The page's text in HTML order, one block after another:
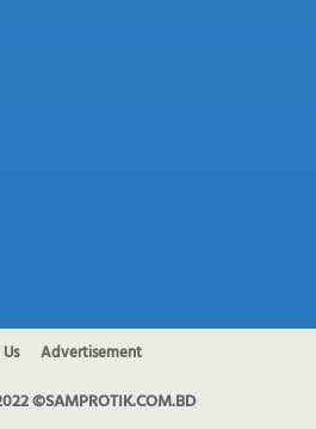
Advertisement
©SAMPROTIK.COM.BD